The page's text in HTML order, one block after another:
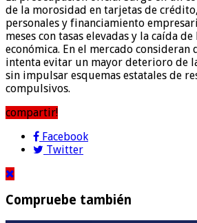
de la morosidad en tarjetas de
personales y financiamiento
meses con tasas elevadas y la caída
económica. En el mercado consideran
intenta evitar un mayor deterioro de
sin impulsar esquemas estatales de
compulsivos.
compartir!
Facebook
Twitter
Compruebe también